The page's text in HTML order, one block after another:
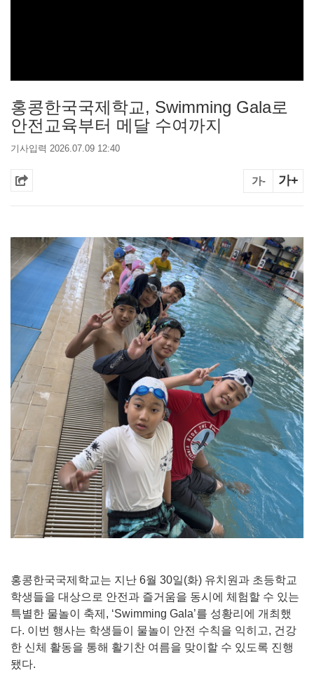
홍콩한국국제학교, Swimming Gala로
안전교육부터 메달 수여까지
기사입력 2026.07.09 12:40
가- 가+
홍콩한국국제학교는 지난 6월 30일(화) 유치원과 초등학교
학생들을 대상으로 안전과 즐거움을 동시에 체험할 수 있는
특별한 물놀이 축제, ‘Swimming Gala’를 성황리에 개최했
다. 이번 행사는 학생들이 물놀이 안전 수칙을 익히고, 건강
한 신체 활동을 통해 활기찬 여름을 맞이할 수 있도록 진행
됐다.